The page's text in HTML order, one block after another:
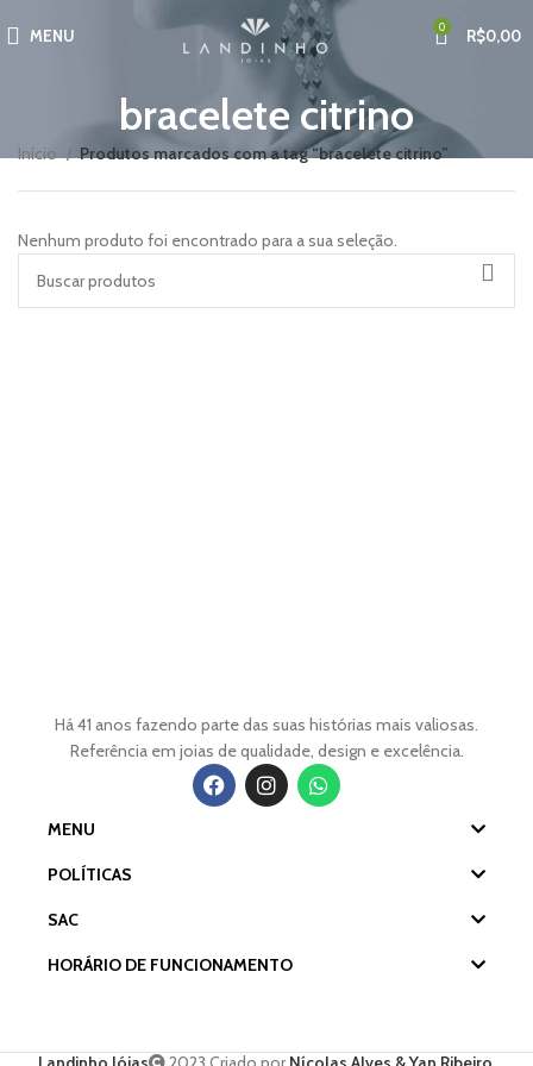
MENU 0 R$0,00
bracelete citrino
Início Produtos marcados com a tag “bracelete citrino”
Nenhum produto foi encontrado para a sua seleção.
Há 41 anos fazendo parte das suas histórias mais valiosas.
Referência em joias de qualidade, design e excelência.
MENU
POLÍTICAS
SAC
HORÁRIO DE FUNCIONAMENTO